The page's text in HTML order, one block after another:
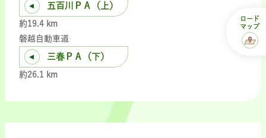
五百川ＰＡ（上）
約19.4 km
磐越自動車道
三春ＰＡ（下）
約26.1 km
ロード
マップ